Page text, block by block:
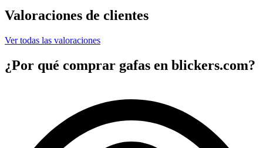
Valoraciones de clientes
Ver todas las valoraciones
¿Por qué comprar gafas en blickers.com?